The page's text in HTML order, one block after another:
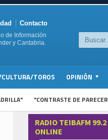
Contacto
de Información
y Cantabria.
TOROS OPINIÓN
"CONTRASTE DE
RADIO TEIBAFM
ONLINE